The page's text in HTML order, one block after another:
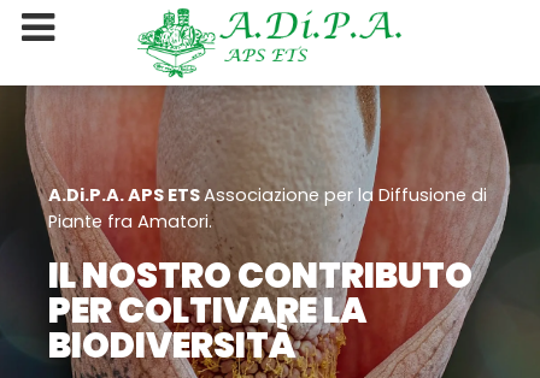
A.Di.P.A. APS ETSAssociazione per la Diffusione di
Piante fra Amatori.
IL NOSTRO CONTRIBUTO
PER COLTIVARE LA
BIODIVERSITÀ